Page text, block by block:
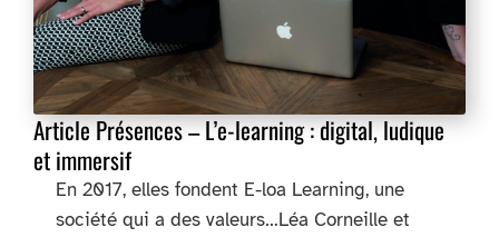
Article Présences – L’e-learning : digital, ludique
et immersif
En 2017, elles fondent E-loa Learning, une
société qui a des valeurs…Léa Corneille et